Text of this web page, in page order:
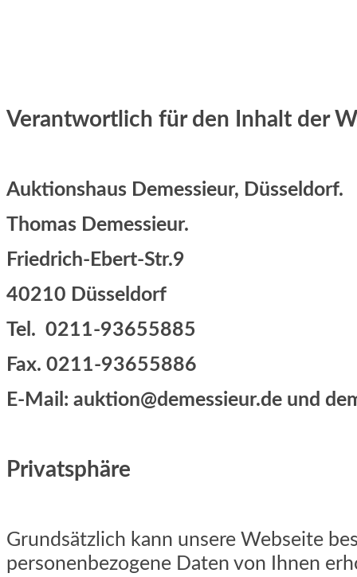
Verantwortlich für den Inhalt der
Auktionshaus Demessieur, Düsseldorf.
Thomas Demessieur.
Friedrich-Ebert-Str.9
40210 Düsseldorf
Tel. 0211-93655885
Fax. 0211-93655886
E-Mail: auktion@demessieur.de und
Privatsphäre
Grundsätzlich kann unsere Webseite
personenbezogene Daten von Ihnen